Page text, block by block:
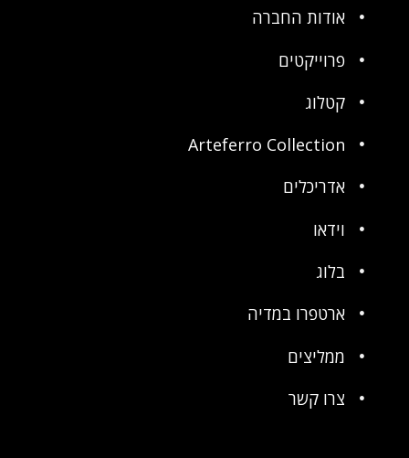
אודות החברה
פרוייקטים
קטלוג
Arteferro Collection
אדריכלים
וידאו
בלוג
ארטפרו במדיה
ממליצים
צרו קשר